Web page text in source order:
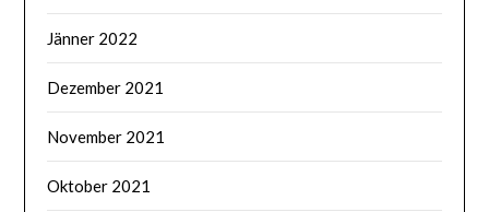
Jänner 2022
Dezember 2021
November 2021
Oktober 2021